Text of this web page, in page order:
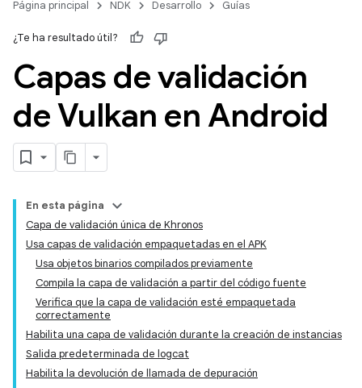
Página principal NDK Desarrollo Guías
¿Te ha resultado útil?
Capas de validación
de Vulkan en Android
En esta página
Capa de validación única de Khronos
Usa capas de validación empaquetadas en el APK
Usa objetos binarios compilados previamente
Compila la capa de validación a partir del código fuente
Verifica que la capa de validación esté empaquetada
correctamente
Habilita una capa de validación durante la creación de instancias
Salida predeterminada de logcat
Habilita la devolución de llamada de depuración